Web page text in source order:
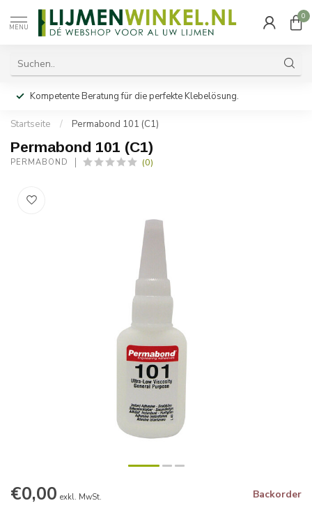
MENU
0
Kompetente Beratung für die perfekte Klebelösung.
Startseite / Permabond 101 (C1)
Permabond 101 (C1)
PERMABOND (0)
€0,00 exkl. MwSt. Backorder